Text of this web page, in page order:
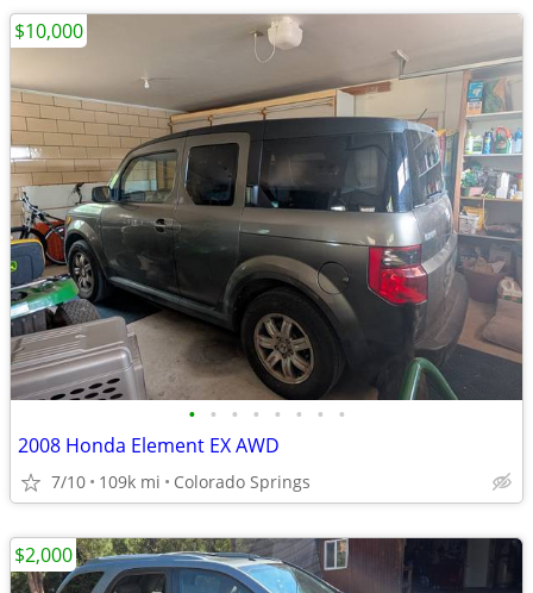
• • • • • • • •
2008 Honda Element EX AWD
7/10 109k mi Colorado Springs
$10,000
$2,000